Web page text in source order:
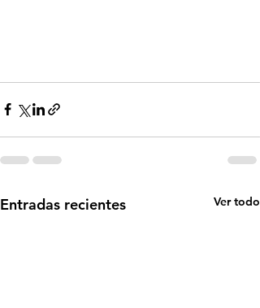
Entradas recientes Ver todo